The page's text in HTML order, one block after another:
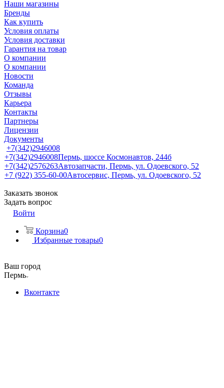
Наши магазины
Бренды
Как купить
Условия оплаты
Условия доставки
Гарантия на товар
О компании
О компании
Новости
Команда
Отзывы
Карьера
Контакты
Партнеры
Лицензии
Документы
+7(342)2946008
+7(342)2946008Пермь, шоссе Космонавтов, 244б
+7(342)2576263Автозапчасти, Пермь, ул. Одоевского, 52
+7 (922) 355-60-00Автосервис, Пермь, ул. Одоевского, 52
Заказать звонок
Задать вопрос
Войти
Корзина0
Избранные товары0
Ваш город
Пермь
Вконтакте